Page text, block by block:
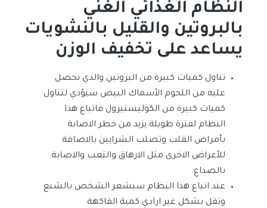
النظام الغذائي الغني
بالبروتين والقليل بالنشويات
يساعد على تخفيف الوزن
تناول كميات كبيرة من البروتين والذي نحصل
عليه من اللحوم الأسماك البيض سيؤدي لتناول
كميات كبيرة من الكوليستيرول فاتباع هذا
النظام لفترة طويلة يزيد من خطر الاصابة
بأمراض القلب وتصلب الشرايين بالاضافة
للأعراض الاخرى مثل الارهاق والتعب والاصابة
بالصداع.
عند اتباع هذا النظام سيشعر الشخص بالشبع
وتقل بشكل غير ارادي كمية الفاكهة